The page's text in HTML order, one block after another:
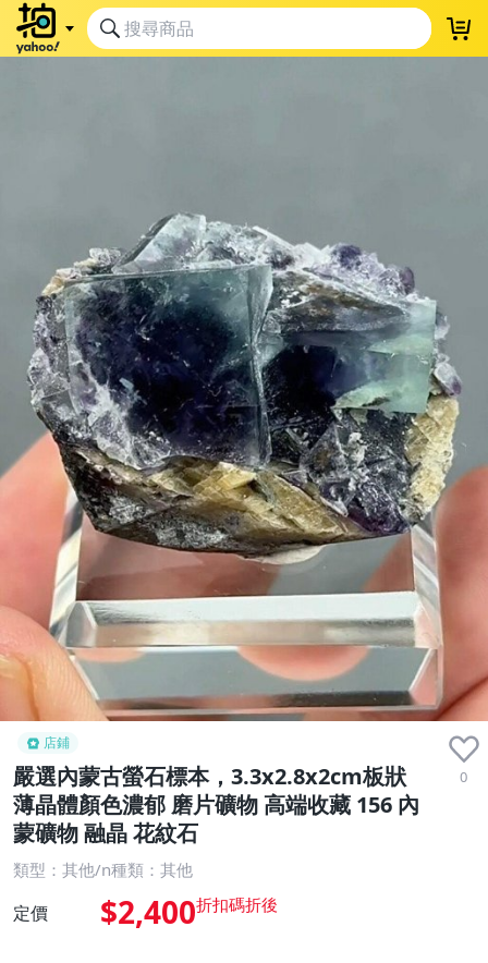
店鋪
嚴選內蒙古螢石標本，3.3x2.8x2cm板狀
薄晶體顏色濃郁 磨片礦物 高端收藏 156 內
蒙礦物 融晶 花紋石
0
類型：其他/n種類：其他
定價 $2,400